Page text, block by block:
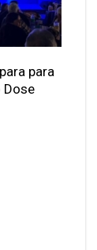
para
Dose